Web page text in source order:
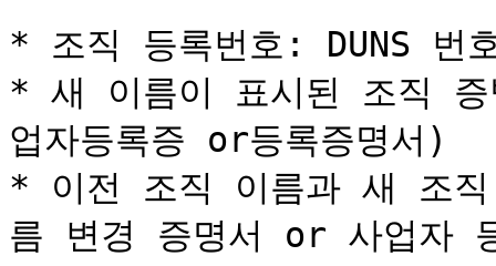
* 조직 등록번호: DUNS 번
* 새 이름이 표시된 조직
업자등록증 or등록증명서)
* 이전 조직 이름과 새 조
름 변경 증명서 or 사업자